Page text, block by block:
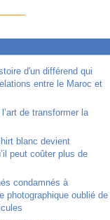
d'un différend qui
entre le Maroc et
de transformer la
blanc devient
peut coûter plus de
condamnés à
photographique oublié de